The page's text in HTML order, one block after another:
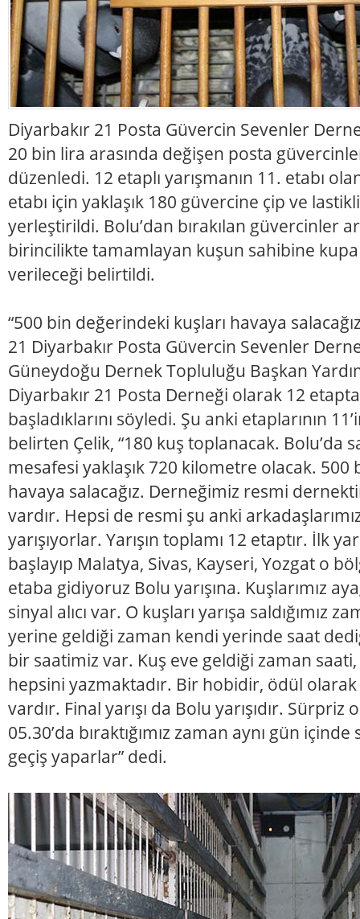
Diyarbakır 21 Posta Güvercin Sevenler
20 bin lira arasında değişen posta
düzenledi. 12 etaplı yarışmanın 11. etabı
etabı için yaklaşık 180 güvercine çip ve
yerleştirildi. Bolu’dan bırakılan güvercinler
birincilikte tamamlayan kuşun sahibine
verileceği belirtildi.
“500 bin değerindeki kuşları havaya
21 Diyarbakır Posta Güvercin Sevenler
Güneydoğu Dernek Topluluğu Başkan
Diyarbakır 21 Posta Derneği olarak 12
başladıklarını söyledi. Şu anki etaplarının
belirten Çelik, “180 kuş toplanacak. Bolu’da
mesafesi yaklaşık 720 kilometre olacak. 500
havaya salacağız. Derneğimiz resmi
vardır. Hepsi de resmi şu anki
yarışıyorlar. Yarışın toplamı 12 etaptır. İlk
başlayıp Malatya, Sivas, Kayseri, Yozgat o
etaba gidiyoruz Bolu yarışına. Kuşlarımız
sinyal alıcı var. O kuşları yarışa saldığımız
yerine geldiği zaman kendi yerinde saat
bir saatimiz var. Kuş eve geldiği zaman saati,
hepsini yazmaktadır. Bir hobidir, ödül
vardır. Final yarışı da Bolu yarışıdır.
05.30’da bıraktığımız zaman aynı gün
geçiş yaparlar” dedi.